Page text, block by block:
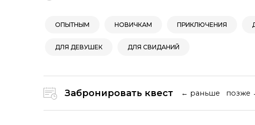
ОПЫТНЫМ НОВИЧКАМ ПРИКЛЮЧЕНИЯ
ДЛЯ ДЕВУШЕК ДЛЯ СВИДАНИЙ
Забронировать квест ← раньше позже